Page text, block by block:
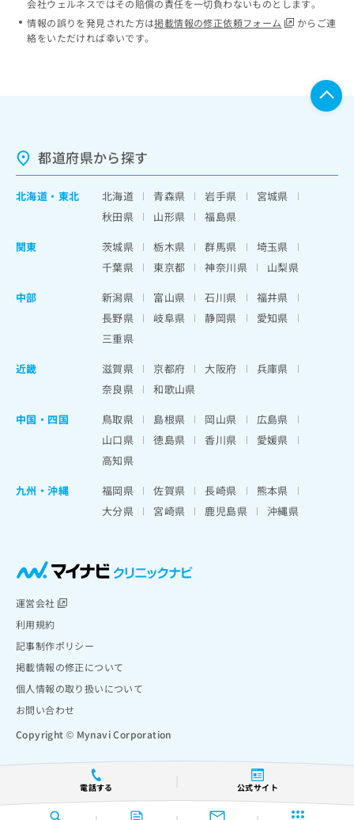
電話する 公式サイト
会社ウェルネスではその賠償の責任を一切負わないものとします。
情報の誤りを発見された方は掲載情報の修正依頼フォーム
からご連
絡をいただければ幸いです。
都道府県から探す
北海道 ・ 東北 北海道 青森県 岩手県
宮城県
秋田県
山形県
福島県
関東
茨城県 栃木県 群馬県
埼玉県
千葉県
東京都 神奈川県
山梨県
中部
新潟県 富山県 石川県
福井県
長野県
岐阜県 静岡県
愛知県
三重県
近畿
滋賀県 京都府 大阪府
兵庫県
奈良県
和歌山県
中国・四国
鳥取県 島根県 岡山県
広島県
山口県
徳島県 香川県
愛媛県
高知県
九州・沖縄
福岡県 佐賀県 長崎県
熊本県
大分県
宮崎県 鹿児島県 沖縄県
運営会社
利用規約
記事制作ポリシー
掲載情報の修正について
個人情報の取り扱いについて
お問い合わせ
Copyright © Mynavi Corporation